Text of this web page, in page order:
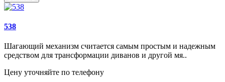
538
Шагающий механизм считается самым простым и надежным
средством для трансформации диванов и другой мя..
Цену уточняйте по телефону